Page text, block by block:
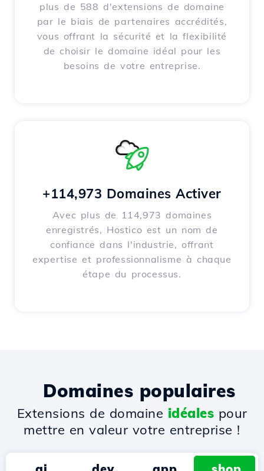
plus de 588 d'extensions de domaine
par le biais de partenaires accrédités,
vous offrant la sécurité et la flexibilité
de choisir le domaine idéal pour les
besoins de votre entreprise.
+114,973 Domaines Activer
Avec plus de 114,973 domaines
enregistrés, Hostico est un nom de
confiance dans l'industrie, offrant
expertise et professionnalisme à chaque
étape du processus.
Domaines populaires
Extensions de domaine idéales pour
mettre en valeur votre entreprise !